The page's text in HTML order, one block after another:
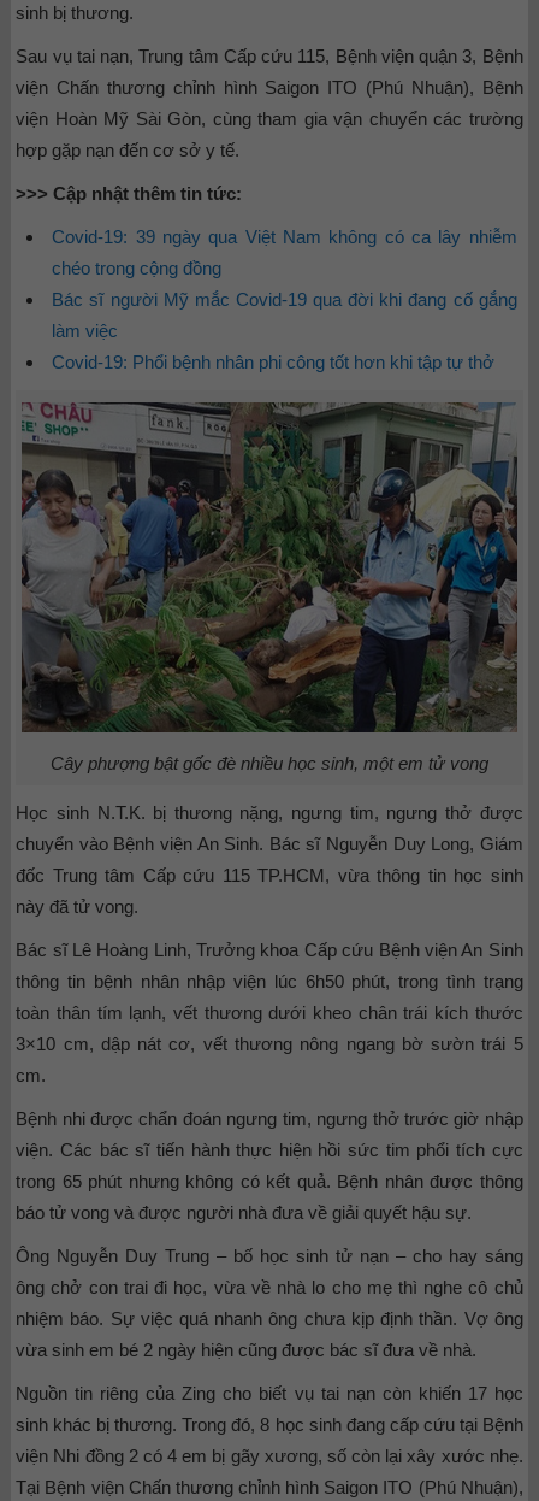
sinh bị thương.
Sau vụ tai nạn, Trung tâm Cấp cứu 115, Bệnh viện quận 3, Bệnh
viện Chấn thương chỉnh hình Saigon ITO (Phú Nhuận), Bệnh
viện Hoàn Mỹ Sài Gòn, cùng tham gia vận chuyển các trường
hợp gặp nạn đến cơ sở y tế.
>>> Cập nhật thêm tin tức:
Covid-19: 39 ngày qua Việt Nam không có ca lây nhiễm
chéo trong cộng đồng
Bác sĩ người Mỹ mắc Covid-19 qua đời khi đang cố gắng
làm việc
Covid-19: Phổi bệnh nhân phi công tốt hơn khi tập tự thở
Cây phượng bật gốc đè nhiều học sinh, một em tử vong
Học sinh N.T.K. bị thương nặng, ngưng tim, ngưng thở được
chuyển vào Bệnh viện An Sinh. Bác sĩ Nguyễn Duy Long, Giám
đốc Trung tâm Cấp cứu 115 TP.HCM, vừa thông tin học sinh
này đã tử vong.
Bác sĩ Lê Hoàng Linh, Trưởng khoa Cấp cứu Bệnh viện An Sinh
thông tin bệnh nhân nhập viện lúc 6h50 phút, trong tình trạng
toàn thân tím lạnh, vết thương dưới kheo chân trái kích thước
3×10 cm, dập nát cơ, vết thương nông ngang bờ sườn trái 5
cm.
Bệnh nhi được chẩn đoán ngưng tim, ngưng thở trước giờ nhập
viện. Các bác sĩ tiến hành thực hiện hồi sức tim phổi tích cực
trong 65 phút nhưng không có kết quả. Bệnh nhân được thông
báo tử vong và được người nhà đưa về giải quyết hậu sự.
Ông Nguyễn Duy Trung – bố học sinh tử nạn – cho hay sáng
ông chở con trai đi học, vừa về nhà lo cho mẹ thì nghe cô chủ
nhiệm báo. Sự việc quá nhanh ông chưa kịp định thần. Vợ ông
vừa sinh em bé 2 ngày hiện cũng được bác sĩ đưa về nhà.
Nguồn tin riêng của Zing cho biết vụ tai nạn còn khiến 17 học
sinh khác bị thương. Trong đó, 8 học sinh đang cấp cứu tại Bệnh
viện Nhi đồng 2 có 4 em bị gãy xương, số còn lại xây xước nhẹ.
Tại Bệnh viện Chấn thương chỉnh hình Saigon ITO (Phú Nhuận),